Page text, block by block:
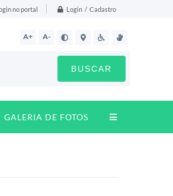
no portal Login / Cadastro
A+ A-
BUSCAR
GALERIA DE FOTOS